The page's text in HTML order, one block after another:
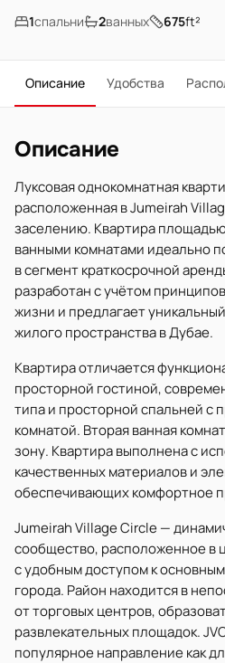
1спальни 2ванных 675ft²
Описание Удобства
Описание
Луксовая однокомнатная
расположенная в Jumeirah
заселению. Квартира
ванными комнатами идеально
в сегмент краткосрочной
разработан с учётом
жизни и предлагает
жилого пространства в Дубае.
Квартира отличается
просторной гостиной,
типа и просторной спальней с
комнатой. Вторая ванная
зону. Квартира выполнена с
качественных материалов и
обеспечивающих комфортное
Jumeirah Village Circle —
сообщество, расположенное в
с удобным доступом к
города. Район находится в
от торговых центров,
развлекательных площадок.
популярное направление как